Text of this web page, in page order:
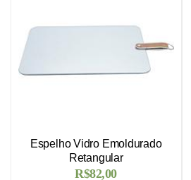
Espelho Vidro Emoldurado
Retangular
R$82,00